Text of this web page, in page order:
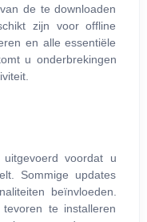
de te downloaden
zijn voor offline
en alle essentiële
u onderbrekingen
uitgevoerd voordat u
Sommige updates
beïnvloeden.
te installeren